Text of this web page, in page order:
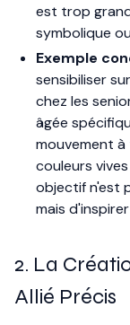
est trop
symbolique
Exemple
sensibiliser
chez les
âgée
mouvement à
couleurs
objectif n'est
mais
2. La
Allié Précis